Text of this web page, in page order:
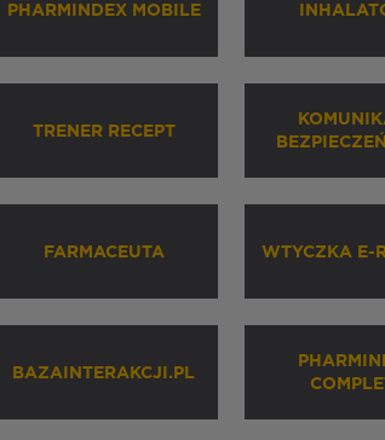
PHARMINDEX MOBILE
TRENER RECEPT
FARMACEUTA WTYCZKA E-
BAZAINTERAKCJI.PL